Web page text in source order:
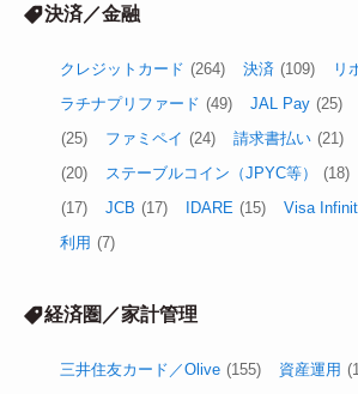
決済／金融
クレジットカード (264) 決済 (109) リ
ラチナプリファード (49) JAL Pay (25)
(25)
ファミペイ (24) 請求書払い (21)
(20)
ステーブルコイン（JPYC等） (18)
(17)
JCB (17) IDARE (15) Visa
利用 (7)
経済圏／家計管理
三井住友カード／Olive (155) 資産運用